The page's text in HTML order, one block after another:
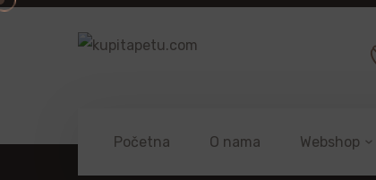
Početna O nama Webshop